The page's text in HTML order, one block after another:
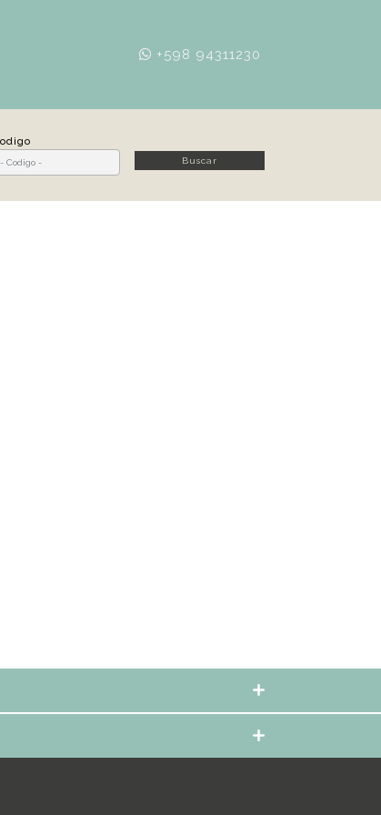
+598 94311230
Buscar